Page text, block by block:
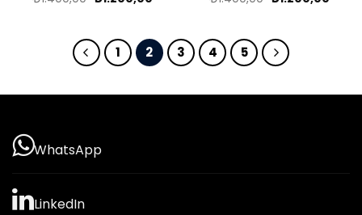
1 2 3 4 5
WhatsApp
LinkedIn